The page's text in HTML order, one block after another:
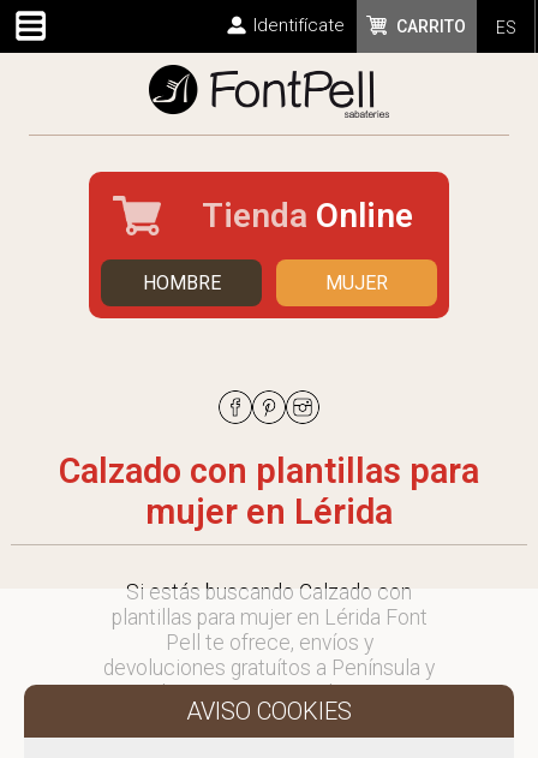
ES
CARRITO
Identifícate
Tienda Online
HOMBRE MUJER
Calzado con plantillas para
mujer en Lérida
Si estás buscando Calzado con
plantillas para mujer en Lérida Font
Pell te ofrece, envíos y
devoluciones gratuítos a Península y
consultar
en comercial@fontpell.com.